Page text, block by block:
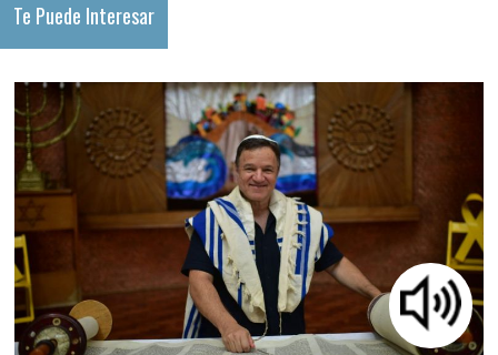
Te Puede Interesar